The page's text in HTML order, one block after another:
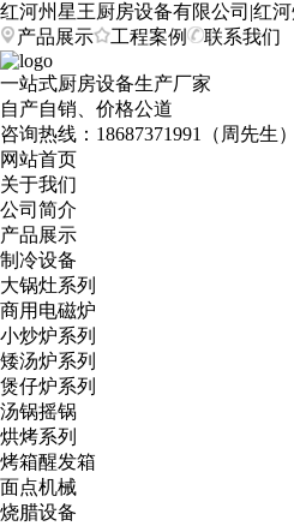
红河州星王厨房设备有限公司|红
产品展示
工程案例 联系我们
一站式厨房设备生产厂家
自产自销、价格公道
咨询热线： 18687371991（周先生）
网站首页
关于我们
公司简介
产品展示
制冷设备
大锅灶系列
商用电磁炉
小炒炉系列
矮汤炉系列
煲仔炉系列
汤锅摇锅
烘烤系列
烤箱醒发箱
面点机械
烧腊设备